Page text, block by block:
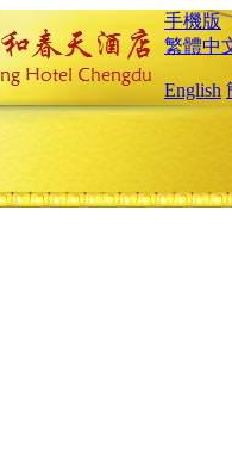
手機版
繁體中
English